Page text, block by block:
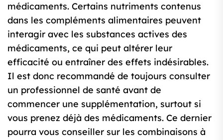
médicaments. Certains nutriments contenus
dans les compléments alimentaires peuvent
interagir avec les substances actives des
médicaments, ce qui peut altérer leur
efficacité ou entraîner des effets indésirables.
Il est donc recommandé de toujours consulter
un professionnel de santé avant de
commencer une supplémentation, surtout si
vous prenez déjà des médicaments. Ce dernier
pourra vous conseiller sur les combinaisons à